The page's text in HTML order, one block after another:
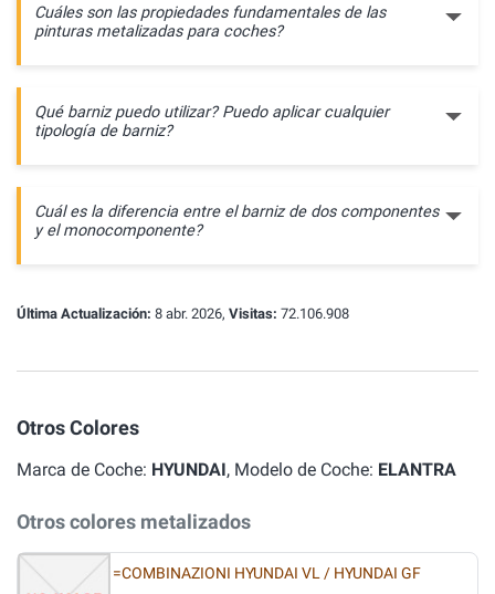
Cuáles son las propiedades fundamentales de las
pinturas metalizadas para coches?
Qué barniz puedo utilizar? Puedo aplicar cualquier
tipología de barniz?
Cuál es la diferencia entre el barniz de dos componentes
y el monocomponente?
Última Actualización: 8 abr. 2026, Visitas: 72.106.908
Otros Colores
Marca de Coche: HYUNDAI, Modelo de Coche: ELANTRA
Otros colores metalizados
=COMBINAZIONI HYUNDAI VL / HYUNDAI GF